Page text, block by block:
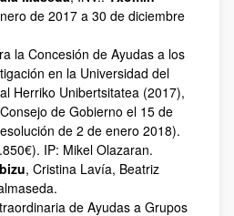
de 2017 a 30 de diciembre
la Concesión de Ayudas a los
en la Universidad del
Herriko Unibertsitatea (2017),
de Gobierno el 15 de
de 2 de enero 2018).
IP: Mikel Olazaran.
, Cristina Lavía, Beatriz
de Ayudas a Grupos